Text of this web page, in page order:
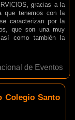
gracias a la
que tenemos con la
caracterizan por la
que son una muy
como también la
de Eventos
Colegio Santo